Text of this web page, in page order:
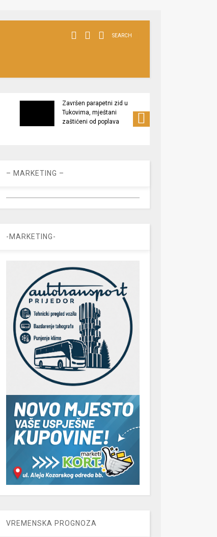
SEARCH
Završen parapetni zid u
Tukovima, mještani
zaštićeni od poplava
– MARKETING –
-MARKETING-
VREMENSKA PROGNOZA